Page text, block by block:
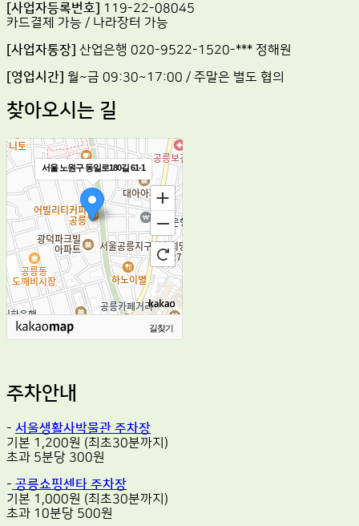
[사업자등록번호] 119-22-08045
카드결제 가능 / 나라장터 가능
[사업자통장] 산업은행 020-9522-1520-*** 정해원
[영업시간] 월~금 09:30~17:00 / 주말은 별도 협의
찾아오시는 길
서울 노원구 동일로180길 61-1
길찾기
주차안내
- 서울생활사박물관 주차장
기본 1,200원 (최초30분까지)
초과 5분당 300원
- 공릉쇼핑센타 주차장
기본 1,000원 (최초30분까지)
초과 10분당 500원